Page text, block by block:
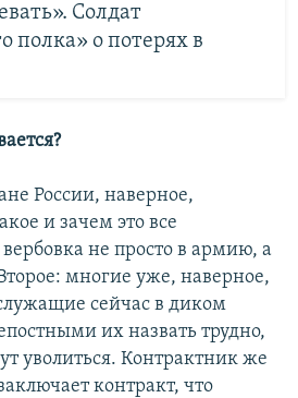
Солдат
полка» о потерях в
России, наверное,
и зачем это все
не просто в армию, а
многие уже, наверное,
сейчас в диком
их назвать трудно,
уволиться. Контрактник же
контракт, что